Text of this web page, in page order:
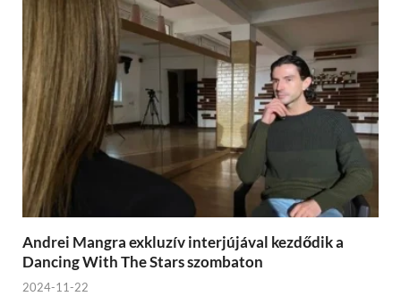
Andrei Mangra exkluzív interjújával kezdődik a
Dancing With The Stars szombaton
2024-11-22